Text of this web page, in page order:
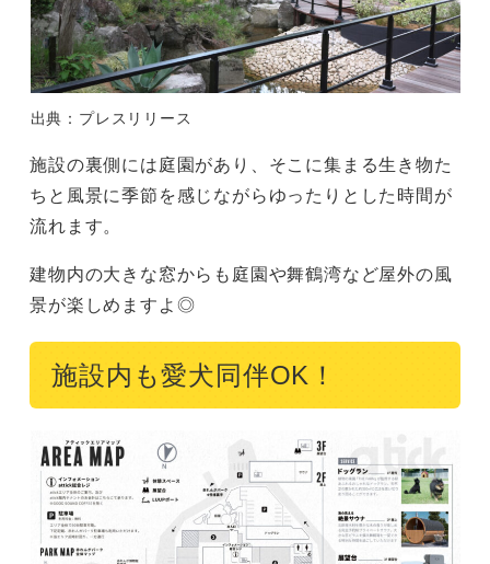
出典：プレスリリース
施設の裏側には庭園があり、そこに集まる生き物た
ちと風景に季節を感じながらゆったりとした時間が
流れます。
建物内の大きな窓からも庭園や舞鶴湾など屋外の風
景が楽しめますよ◎
施設内も愛犬同伴OK！